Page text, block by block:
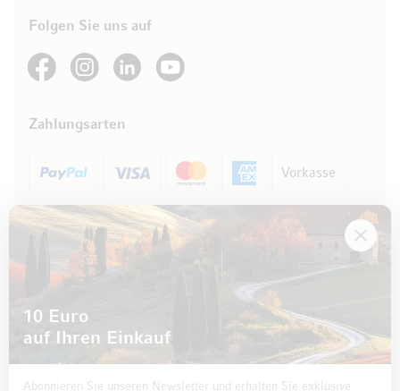
Folgen Sie uns auf
See our FacebookSee our Instagram account
See our LinkedInSee our YouTube channel
Zahlungsarten
Vorkasse
Rechnung
10 Euro
auf Ihren Einkauf
Abonnieren Sie unseren Newsletter und erhalten Sie exklusive